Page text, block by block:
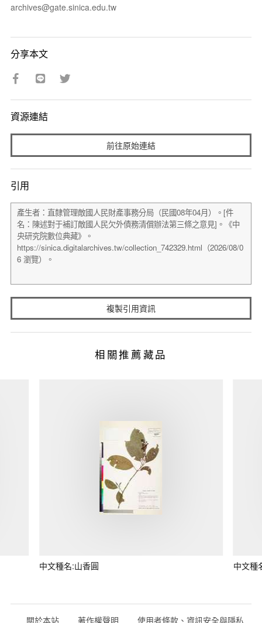
archives@gate.sinica.edu.tw
分享本文
資源連結
前往原始連結
引用
複製引用資訊
相關推薦藏品
中文種名:山香圓 中文種
關於本站 著作權聲明 使用者條款、資訊安全與隱私